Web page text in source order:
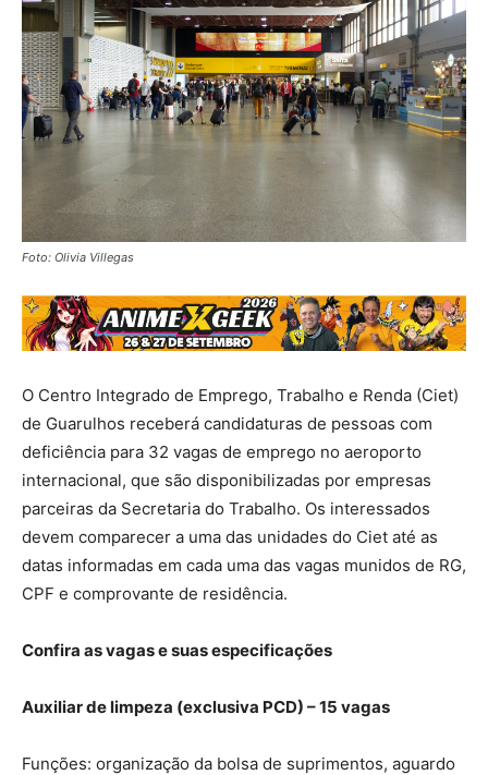
Foto: Olivia Villegas
O Centro Integrado de Emprego, Trabalho e Renda (Ciet)
de Guarulhos receberá candidaturas de pessoas com
deficiência para 32 vagas de emprego no aeroporto
internacional, que são disponibilizadas por empresas
parceiras da Secretaria do Trabalho. Os interessados
devem comparecer a uma das unidades do Ciet até as
datas informadas em cada uma das vagas munidos de RG,
CPF e comprovante de residência.
Confira as vagas e suas especificações
Auxiliar de limpeza (exclusiva PCD) – 15 vagas
Funções: organização da bolsa de suprimentos, aguardo